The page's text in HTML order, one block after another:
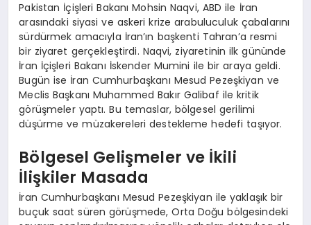
Pakistan İçişleri Bakanı Mohsin Naqvi, ABD ile İran
arasındaki siyasi ve askeri krize arabuluculuk çabalarını
sürdürmek amacıyla İran’ın başkenti Tahran’a resmi
bir ziyaret gerçekleştirdi. Naqvi, ziyaretinin ilk gününde
İran İçişleri Bakanı İskender Mumini ile bir araya geldi.
Bugün ise İran Cumhurbaşkanı Mesud Pezeşkiyan ve
Meclis Başkanı Muhammed Bakır Galibaf ile kritik
görüşmeler yaptı. Bu temaslar, bölgesel gerilimi
düşürme ve müzakereleri destekleme hedefi taşıyor.
Bölgesel Gelişmeler ve İkili
İlişkiler Masada
İran Cumhurbaşkanı Mesud Pezeşkiyan ile yaklaşık bir
buçuk saat süren görüşmede, Orta Doğu bölgesindeki